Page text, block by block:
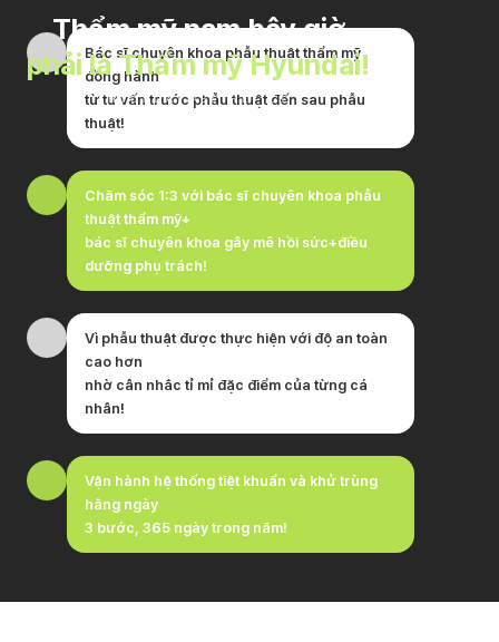
Thẩm mỹ nam bây giờ
phải là Thẩm mỹ Hyundai!
HYUNDAI AESTHETICS
Bác sĩ chuyên khoa phẫu thuật thẩm mỹ
đồng hành
từ tư vấn trước phẫu thuật đến sau phẫu
thuật!
Chăm sóc 1:3 với bác sĩ chuyên khoa phẫu
thuật thẩm mỹ+
bác sĩ chuyên khoa gây mê hồi sức+điều
dưỡng phụ trách!
Vì phẫu thuật được thực hiện với độ an toàn
cao hơn
nhờ cân nhắc tỉ mỉ đặc điểm của từng cá
nhân!
Vận hành hệ thống tiệt khuẩn và khử trùng
hằng ngày
3 bước, 365 ngày trong năm!